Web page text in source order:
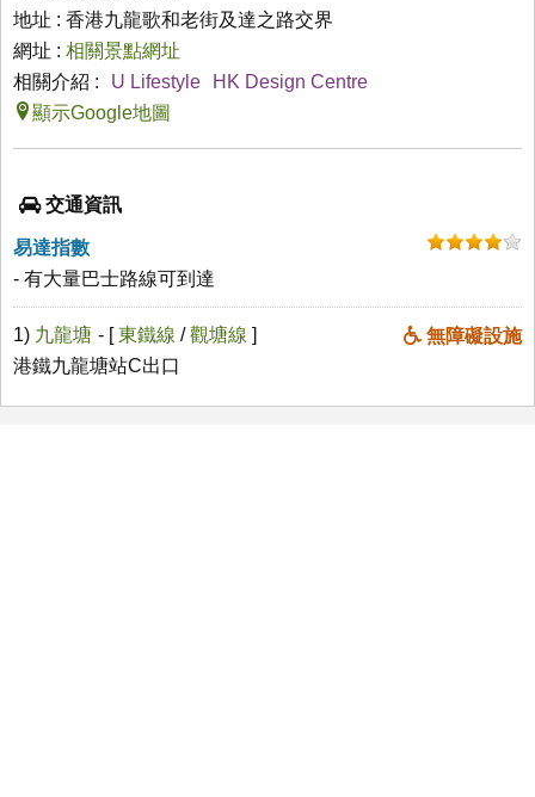
地址 : 香港九龍歌和老街及達之路交界
網址 : 相關景點網址
相關介紹 :
U Lifestyle
HK Design Centre
顯示Google地圖
交通資訊
易達指數
- 有大量巴士路線可到達
1) 九龍塘 無障礙設施
- [東鐵線 /觀塘線 ]
港鐵九龍塘站C出口